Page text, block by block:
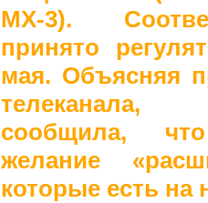
МХ-3).
принято
мая. Объясняя
телеканала,
сообщила,
желание
которые есть на